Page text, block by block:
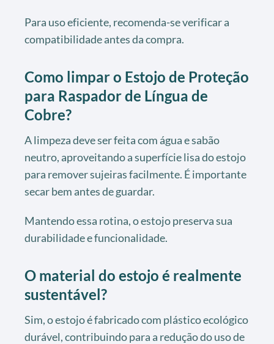
Para uso eficiente, recomenda-se verificar a
compatibilidade antes da compra.
Como limpar o Estojo de Proteção
para Raspador de Língua de
Cobre?
A limpeza deve ser feita com água e sabão
neutro, aproveitando a superfície lisa do estojo
para remover sujeiras facilmente. É importante
secar bem antes de guardar.
Mantendo essa rotina, o estojo preserva sua
durabilidade e funcionalidade.
O material do estojo é realmente
sustentável?
Sim, o estojo é fabricado com plástico ecológico
durável, contribuindo para a redução do uso de